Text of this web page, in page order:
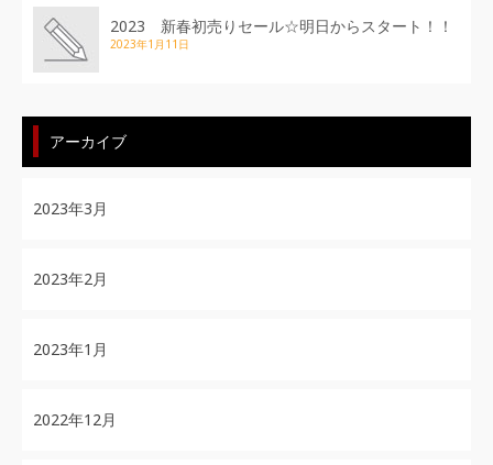
2023 新春初売りセール☆明日からスタート！！
2023年1月11日
アーカイブ
2023年3月
2023年2月
2023年1月
2022年12月